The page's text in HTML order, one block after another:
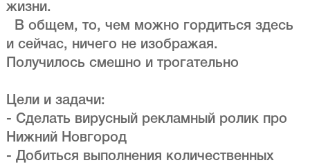
жизни.
В общем, то, чем можно гордиться здесь
и сейчас, ничего не изображая.
Получилось смешно и трогательно
Цели и задачи:
- Сделать вирусный рекламный ролик про
Нижний Новгород
- Добиться выполнения количественных